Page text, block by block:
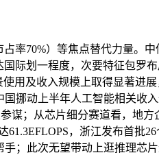
70%）等焦点替代力量。
际划一程度，次要特征包
用及收入规模上取得显著进
挪动上半年人工智能相关收
；从芯片细分赛道看，地
，浙江发布首批
；此次无望带动上逛推理